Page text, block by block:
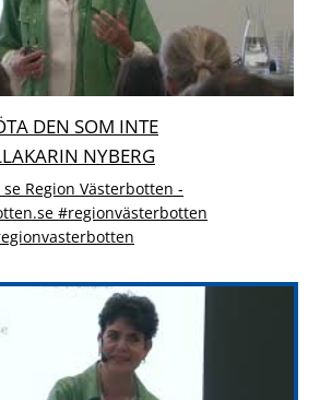
DEN SOM INTE
NYBERG
Region Västerbotten -
#regionvästerbotten